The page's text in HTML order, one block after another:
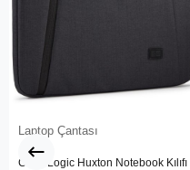
Laptop Çantası
Case Logic Huxton Notebook Kılıfı